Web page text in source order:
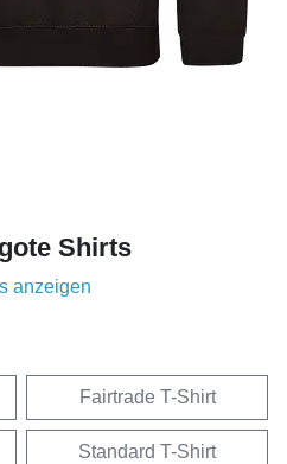
Shirts
anzeigen
Fairtrade T-Shirt
Standard T-Shirt